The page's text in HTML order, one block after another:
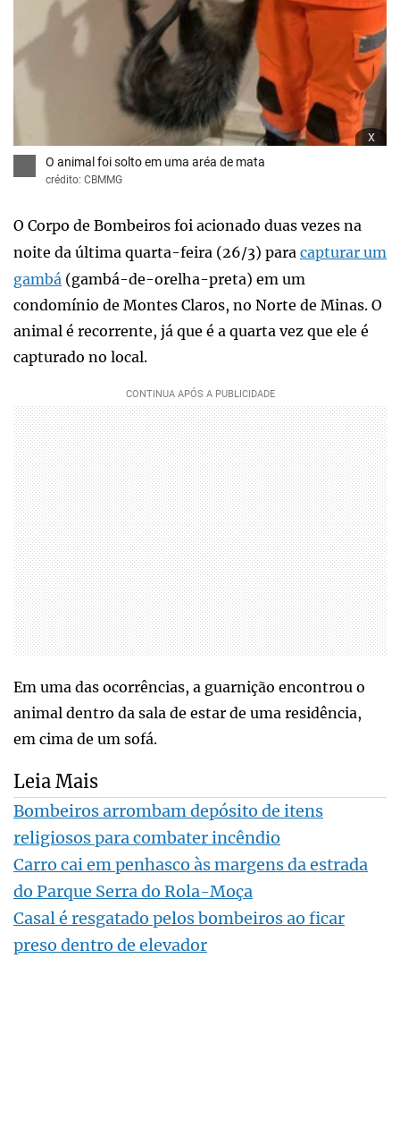
x
O animal foi solto em uma aréa de mata
crédito: CBMMG
O Corpo de Bombeiros foi acionado duas vezes na
noite da última quarta-feira (26/3) para capturar um
gambá (gambá-de-orelha-preta) em um
condomínio de Montes Claros, no Norte de Minas. O
animal é recorrente, já que é a quarta vez que ele é
capturado no local.
Em uma das ocorrências, a guarnição encontrou o
animal dentro da sala de estar de uma residência,
em cima de um sofá.
Leia Mais
Bombeiros arrombam depósito de itens
religiosos para combater incêndio
Carro cai em penhasco às margens da estrada
do Parque Serra do Rola-Moça
Casal é resgatado pelos bombeiros ao ficar
preso dentro de elevador